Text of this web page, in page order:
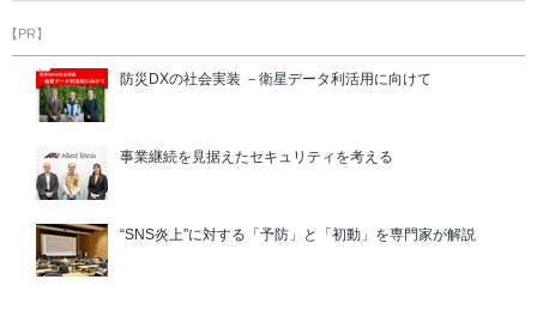
【PR】
防災DXの社会実装 －衛星データ利活用に向けて
事業継続を見据えたセキュリティを考える
“SNS炎上”に対する「予防」と「初動」を専門家が解説